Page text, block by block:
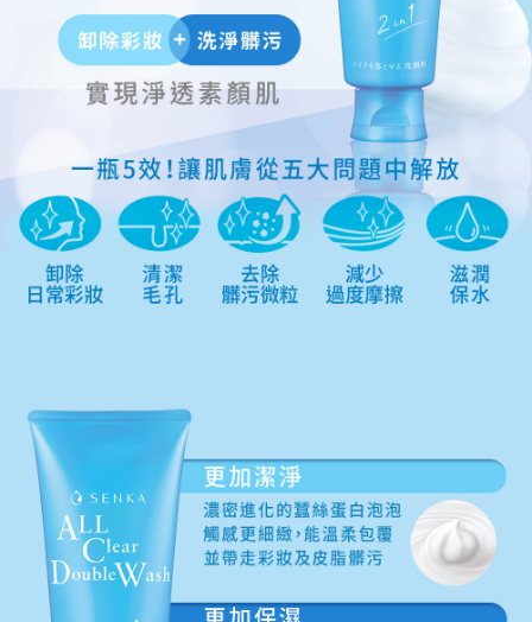
５．嚴禁一人註冊多個帳號或使用他人資訊註冊。若發現惡意使用之情形，
恩沛科技股份有限公司將有權停止該用戶之使用額度並採取法律行動。
每筆NT$80，滿NT$290(含以上)免運費